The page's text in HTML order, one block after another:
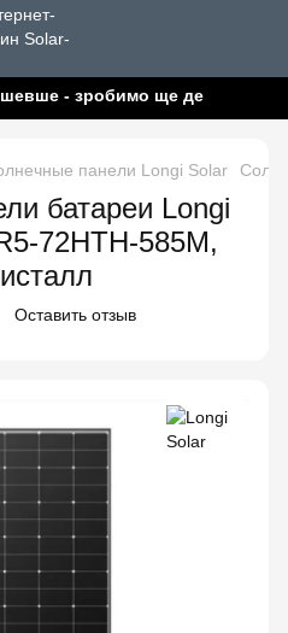
- зробимо ще дешевше!
панели Longi Solar
батареи Longi
72HTH-585M,
Оставить отзыв